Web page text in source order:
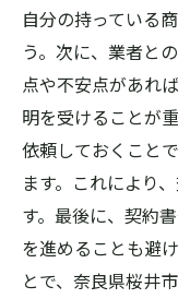
自分の持っている
う。次に、業者と
点や不安点があれ
明を受けることが
依頼しておくこと
ます。これにより
す。最後に、契約
を進めることも避
とで、奈良県桜井